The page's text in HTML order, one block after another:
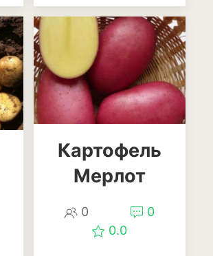
Картофель
Мерлот
0
0
0.0